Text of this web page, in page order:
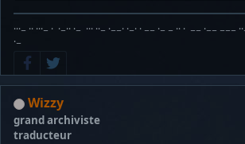
···− ·· ···− · ·−·· ·− ··· ··− ·−−· ·−· · −− ·− − ·· · −− ·−− −−− ··−
·−
Wizzy
grand archiviste
traducteur